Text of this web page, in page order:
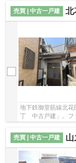
売買 | 中古一戸建
地下鉄御堂筋線北花
丁 中古戸建」。フ
売買 | 中古一戸建